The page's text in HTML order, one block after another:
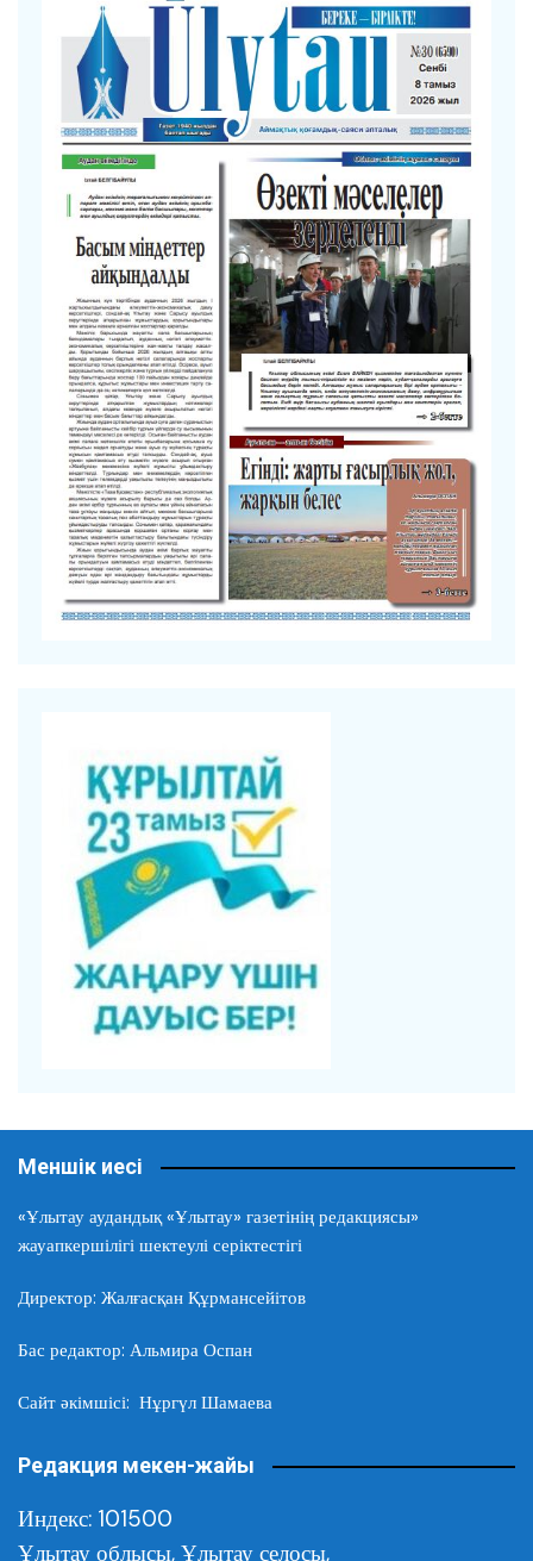
Меншік иесі
«Ұлытау аудандық «Ұлытау» газетінің редакциясы»
жауапкершілігі шектеулі серіктестігі
Директор: Жалғасқан Құрмансейітов
Бас редактор: Альмира Оспан
Сайт әкімшісі: Нұргүл Шамаева
Редакция мекен-жайы
Индекс: 101500
Ұлытау облысы, Ұлытау селосы,